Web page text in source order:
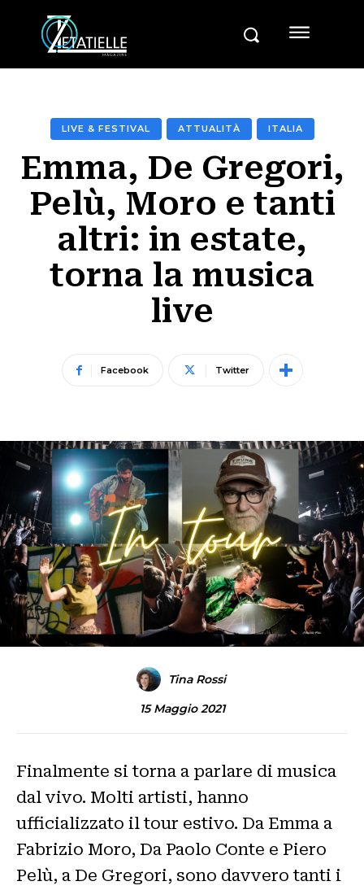
LIVE & FESTIVAL ATTUALITÀ ITALIA
Emma, De Gregori,
Pelù, Moro e tanti
altri: in estate,
torna la musica
live
Facebook Twitter
Tina Rossi
15 Maggio 2021
Finalmente si torna a parlare di musica
dal vivo. Molti artisti, hanno
ufficializzato il tour estivo. Da Emma a
Fabrizio Moro, Da Paolo Conte e Piero
Pelù, a De Gregori, sono davvero tanti i